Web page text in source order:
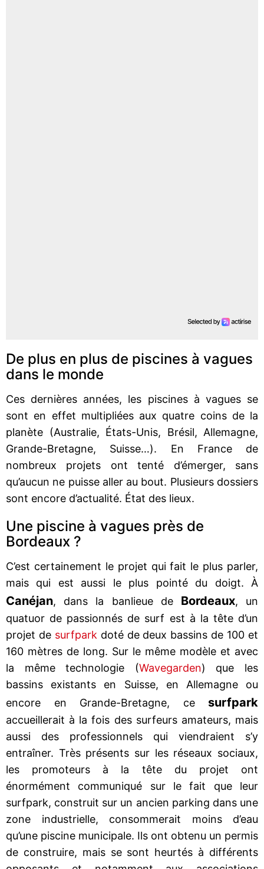
De plus en plus de piscines à vagues
dans le monde
Ces dernières années, les piscines à vagues se
sont en effet multipliées aux quatre coins de la
planète (Australie, États-Unis, Brésil, Allemagne,
Grande-Bretagne, Suisse…). En France de
nombreux projets ont tenté d’émerger, sans
qu’aucun ne puisse aller au bout. Plusieurs dossiers
sont encore d’actualité. État des lieux.
Une piscine à vagues près de
Bordeaux ?
C’est certainement le projet qui fait le plus parler,
mais qui est aussi le plus pointé du doigt. À
Canéjan, dans la banlieue de Bordeaux, un
quatuor de passionnés de surf est à la tête d’un
projet de surfpark doté de deux bassins de 100 et
160 mètres de long. Sur le même modèle et avec
la même technologie (Wavegarden) que les
bassins existants en Suisse, en Allemagne ou
encore en Grande-Bretagne, ce surfpark
accueillerait à la fois des surfeurs amateurs, mais
aussi des professionnels qui viendraient s’y
entraîner. Très présents sur les réseaux sociaux,
les promoteurs à la tête du projet ont
énormément communiqué sur le fait que leur
surfpark, construit sur un ancien parking dans une
zone industrielle, consommerait moins d’eau
qu’une piscine municipale. Ils ont obtenu un permis
de construire, mais se sont heurtés à différents